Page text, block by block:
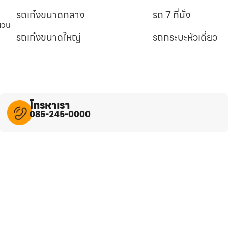
น
รถเก๋งขนาดกลาง
รถเก๋งขนาดใหญ่
รถ 7 ที่นั่ง
รถกระบะหัวเดี่ยว
โทรหาเรา
085-245-0000